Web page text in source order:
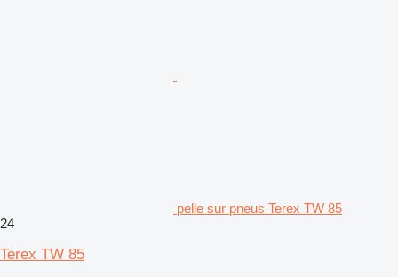
pelle sur pneus Terex TW 85
24
Terex TW 85